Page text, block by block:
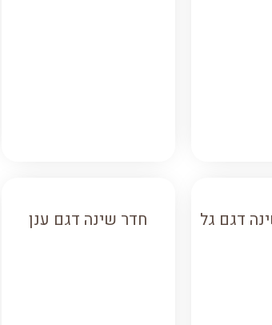
דגם גל חדר שינה דגם ענן